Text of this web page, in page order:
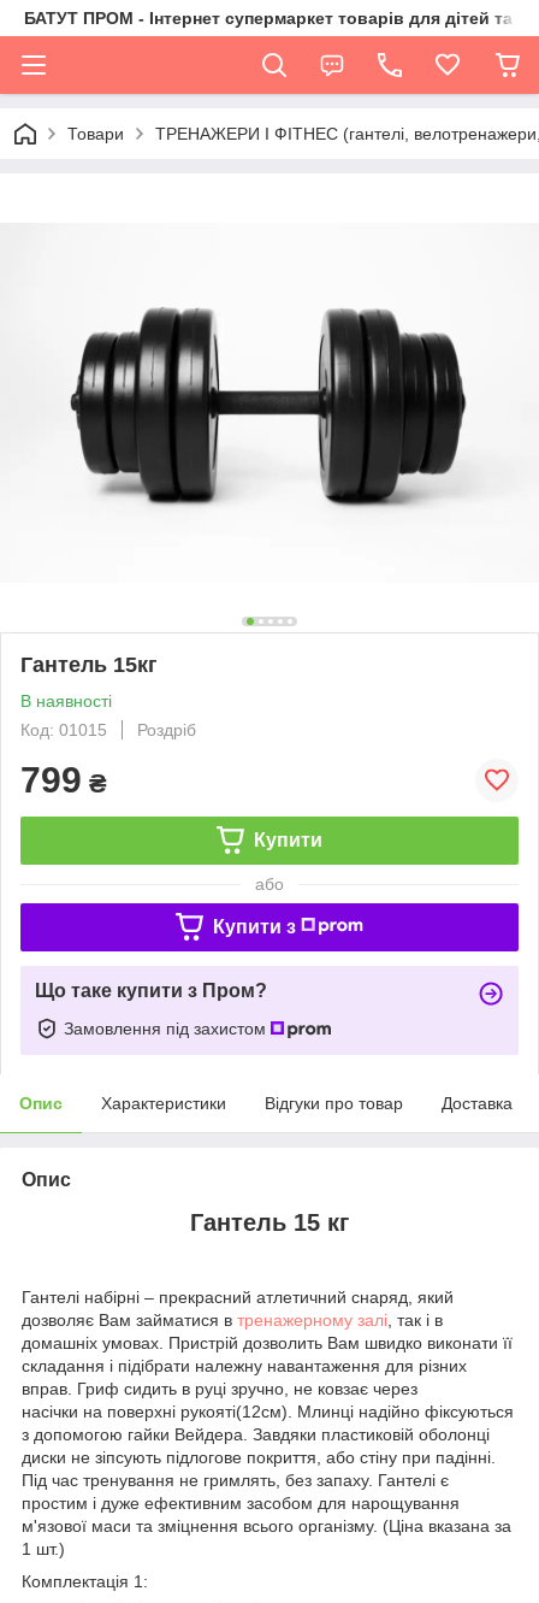
БАТУТ ПРОМ - Інтернет супермаркет товарів для дітей та їх
Товари ТРЕНАЖЕРИ І ФІТНЕС (гантелі, велотренажери,
Гантель 15кг
В наявності
Код: 01015
Роздріб
799 ₴
Купити
або
Купити з
Що таке купити з Пром?
Замовлення під захистом
Опис Характеристики Відгуки про товар Доставка
Опис
Гантель 15 кг
Гантелі набірні – прекрасний атлетичний снаряд, який
дозволяє Вам займатися в тренажерному залі, так і в
домашніх умовах. Пристрій дозволить Вам швидко виконати її
складання і підібрати належну навантаження для різних
вправ. Гриф сидить в руці зручно, не ковзає через
насічки на поверхні рукояті(12см). Млинці надійно фіксуються
з допомогою гайки Вейдера. Завдяки пластиковій оболонці
диски не зіпсують підлогове покриття, або стіну при падінні.
Під час тренування не гримлять, без запаху. Гантелі є
простим і дуже ефективним засобом для нарощування
м'язової маси та зміцнення всього організму. (Ціна вказана за
1 шт.)
Комплектація 1: